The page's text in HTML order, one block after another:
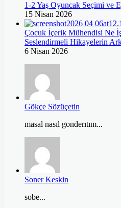
1-2 Yaş Oyuncak Seçimi ve
15 Nisan 2026
Çocuk İçerik Mühendisi Ne
Seslendirmeli Hikayelerin
6 Nisan 2026
Gökçe Sözüçetin
masal nasıl gonderıtım...
Soner Keskin
sobe...